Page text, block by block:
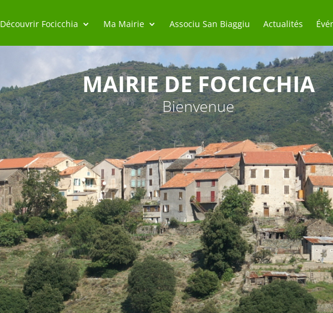
Découvrir Focicchia Ma Mairie Associu San Biaggiu Actualités
MAIRIE DE FOCICCHIA
Bienvenue